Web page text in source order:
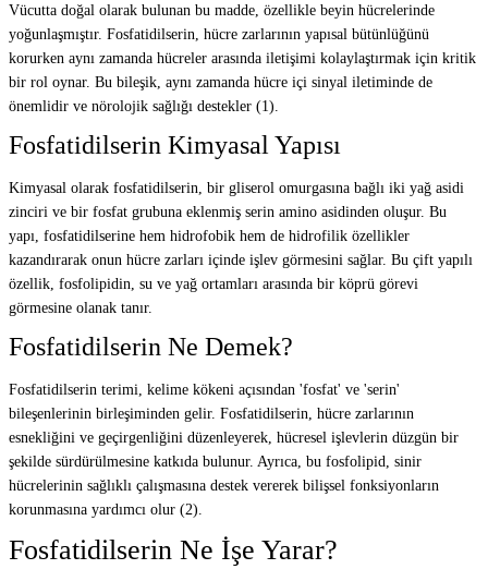
Vücutta doğal olarak bulunan bu madde, özellikle beyin hücrelerinde
yoğunlaşmıştır. Fosfatidilserin, hücre zarlarının yapısal bütünlüğünü
korurken aynı zamanda hücreler arasında iletişimi kolaylaştırmak için kritik
bir rol oynar. Bu bileşik, aynı zamanda hücre içi sinyal iletiminde de
önemlidir ve nörolojik sağlığı destekler (1).
Fosfatidilserin Kimyasal Yapısı
Kimyasal olarak fosfatidilserin, bir gliserol omurgasına bağlı iki yağ asidi
zinciri ve bir fosfat grubuna eklenmiş serin amino asidinden oluşur. Bu
yapı, fosfatidilserine hem hidrofobik hem de hidrofilik özellikler
kazandırarak onun hücre zarları içinde işlev görmesini sağlar. Bu çift yapılı
özellik, fosfolipidin, su ve yağ ortamları arasında bir köprü görevi
görmesine olanak tanır.
Fosfatidilserin Ne Demek?
Fosfatidilserin terimi, kelime kökeni açısından 'fosfat' ve 'serin'
bileşenlerinin birleşiminden gelir. Fosfatidilserin, hücre zarlarının
esnekliğini ve geçirgenliğini düzenleyerek, hücresel işlevlerin düzgün bir
şekilde sürdürülmesine katkıda bulunur. Ayrıca, bu fosfolipid, sinir
hücrelerinin sağlıklı çalışmasına destek vererek bilişsel fonksiyonların
korunmasına yardımcı olur (2).
Fosfatidilserin Ne İşe Yarar?